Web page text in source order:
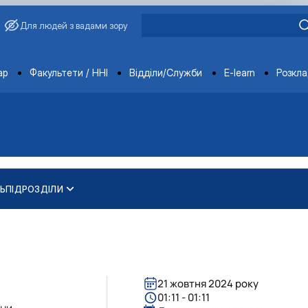
Для людей з вадами зору
Факультети / ННІ Відділи/Служби E-learn
ПІДРОЗДІЛИ
Василя Зіно…
21 жовтня 2024 року
01:11 - 01:11